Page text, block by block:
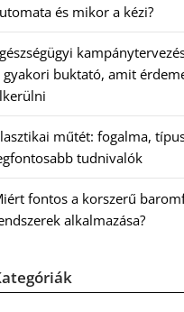
és mikor a kézi?
gyakori buktató, amit
műtét: fogalma,
tudnivalók
fontos a korszerű
alkalmazása?